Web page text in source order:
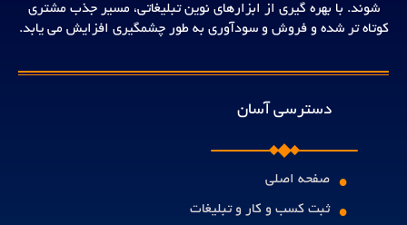
شوند. با بهره گیری از ابزارهای نوین تبلیغاتی، مسیر جذب مشتری
کوتاه تر شده و فروش و سودآوری به طور چشمگیری افزایش می یابد.
دسترسی آسان
• صفحه اصلی
• ثبت کسب و کار و تبلیغات